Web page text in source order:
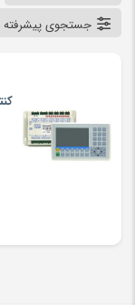
جستجوی پیشرفته